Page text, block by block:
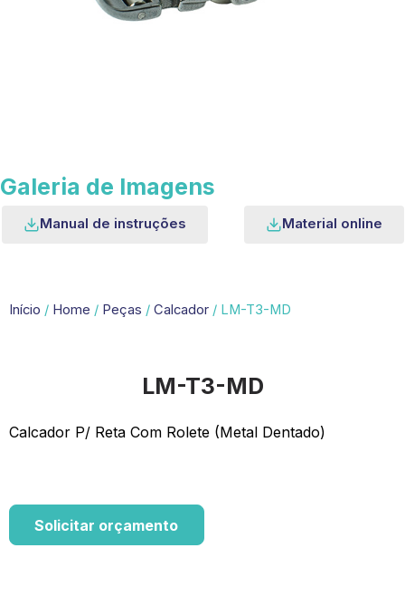
Galeria de Imagens
Manual de instruções Material online
Início / Home / Peças / Calcador / LM-T3-MD
LM-T3-MD
Calcador P/ Reta Com Rolete (Metal Dentado)
Solicitar orçamento